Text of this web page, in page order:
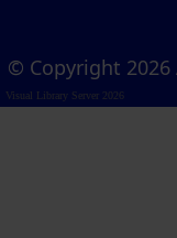
© Copyright 2026
Visual Library Server 2026